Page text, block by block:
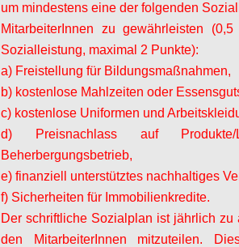
um mindestens eine der folgenden
MitarbeiterInnen zu gewährleisten
Sozialleistung, maximal 2 Punkte):
a) Freistellung für Bildungsmaßnahmen,
b) kostenlose Mahlzeiten oder
c) kostenlose Uniformen und
d) Preisnachlass auf Produkte/
Beherbergungsbetrieb,
e) finanziell unterstütztes nachhaltiges
f) Sicherheiten für Immobilienkredite.
Der schriftliche Sozialplan ist jährlich zu
den
MitarbeiterInnen mitzuteilen.